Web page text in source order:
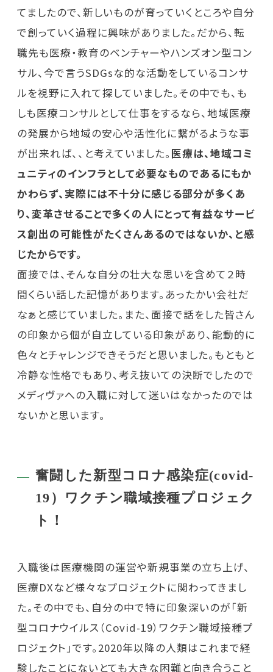
てましたので、新しいものが育っていくところや自分
で創っていく過程に興味がありました。だから、転
職先も医療・教育のベンチャーやハンズオン型コン
サル、今で言うSDGsな的な活動をしているコンサ
ルを視野に入れて探していました。その中でも、も
しも医療コンサルとして仕事をするなら、地域医療
の発展から地域の安心や活性化に繫がるような事
が出来れば、、と考えていました。 医療は、地域コミ
ュニティのインフラとして必要なものであるにもか
かわらず、実際には不十分に感じる部分が多くあ
り、変革させることで多くの人にとって有益なサービ
ス創出の可能性がたくさんあるのではないか、と感
じたからです。
面接では、そんな自分の壮大な思いを含めて２時
間くらい話した記憶があります。あったかい会社だ
なぁと感じていました。また、面接で話をした皆さん
の印象から個が自立している印象があり、能動的に
色々とチャレンジできそうだと思いました。もともと
冷静な性格でもあり、考え抜いての決断でしたので
メディヴァへの入職に対して迷いはなかったのでは
ないかと思います。
奮闘した新型コロナ感染症(covid-
19）ワクチン職域接種プロジェク
ト！
入職後は医療機関の運営や新規事業の立ち上げ、
医療DXなど様々なプロジェクトに関わってきまし
た。その中でも、自分の中で特に印象深いのが「新
型コロナウイルス（Covid-19）ワクチン職域接種プ
ロジェクト」です。2020年以降の人類はこれまで経
験したことにないとても大きな困難と向き合うこと